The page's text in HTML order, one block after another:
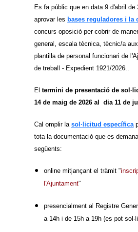
Es fa públic que en data 9 d'abril
aprovar les bases reguladores i la
concurs-oposició per cobrir de
general, escala tècnica, tècnic/a
plantilla de personal funcionari de
de treball - Expedient 1921/2026..
El termini de presentació de
14 de maig de 2026 al dia 11 de
Cal omplir la sol·licitud específica
tota la documentació que es
següents:
online mitjançant el tràmit "
l'Ajuntament"
presencialment al Registre
a 14h i de 15h a 19h (es pot